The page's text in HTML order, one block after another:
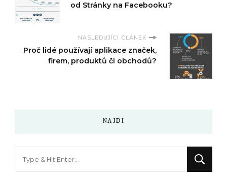
od Stránky na Facebooku?
NASLEDUJÍCÍ ČLÁNEK
Proč lidé používají aplikace značek,
firem, produktů či obchodů?
NAJDI